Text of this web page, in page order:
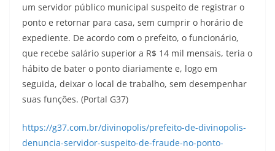
um servidor público municipal suspeito de registrar o
ponto e retornar para casa, sem cumprir o horário de
expediente. De acordo com o prefeito, o funcionário,
que recebe salário superior a R$ 14 mil mensais, teria o
hábito de bater o ponto diariamente e, logo em
seguida, deixar o local de trabalho, sem desempenhar
suas funções. (Portal G37)
https://g37.com.br/divinopolis/prefeito-de-divinopolis-
denuncia-servidor-suspeito-de-fraude-no-ponto-